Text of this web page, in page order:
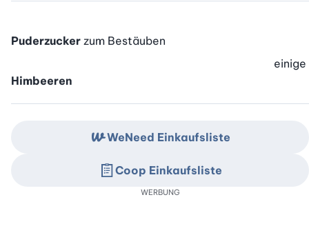
Puderzucker zum Bestäuben
Himbeeren
einige
WeNeed Einkaufsliste
Coop Einkaufsliste
WERBUNG